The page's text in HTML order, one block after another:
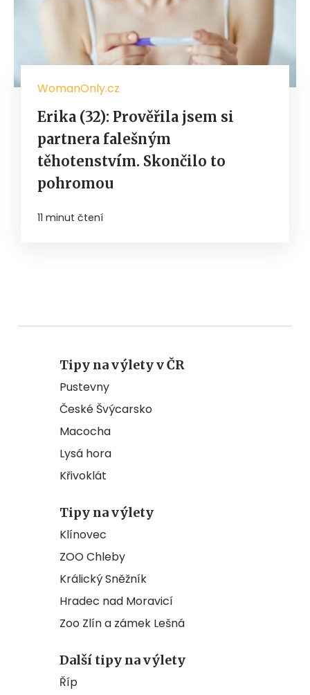
WomanOnly.cz
Erika (32): Prověřila jsem si
partnera falešným
těhotenstvím. Skončilo to
pohromou
11 minut čtení
Tipy na výlety v ČR
Pustevny
České Švýcarsko
Macocha
Lysá hora
Křivoklát
Tipy na výlety
Klínovec
ZOO Chleby
Králický Sněžník
Hradec nad Moravicí
Zoo Zlín a zámek Lešná
Další tipy na výlety
Říp